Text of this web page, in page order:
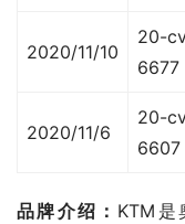
2020/11/10
20-
6677
2020/11/6
20-
6607
品牌介绍： KTM